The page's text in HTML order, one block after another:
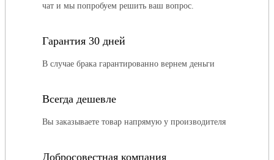
чат и мы попробуем решить ваш вопрос.
Гарантия 30 дней
В случае брака гарантированно вернем деньги
Всегда дешевле
Вы заказываете товар напрямую у производителя
Добросовестная компания